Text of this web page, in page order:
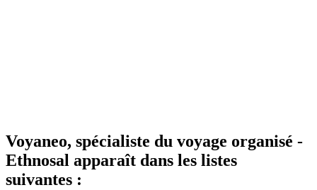
Voyaneo, spécialiste du voyage organisé -
Ethnosal apparaît dans les listes
suivantes :